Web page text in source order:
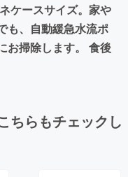
ケースサイズ。家や
も、自動緩急水流ポ
お掃除します。 食後
ちらもチェックし